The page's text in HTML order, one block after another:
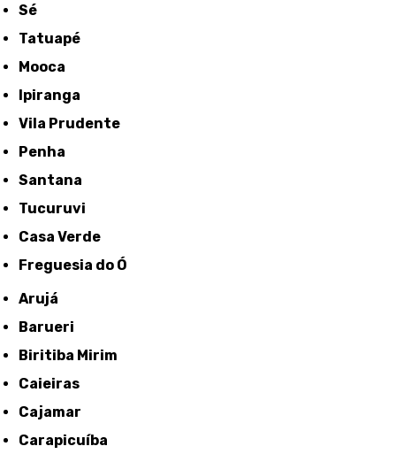
Sé
Tatuapé
Mooca
Ipiranga
Vila Prudente
Penha
Santana
Tucuruvi
Casa Verde
Freguesia do Ó
Arujá
Barueri
Biritiba Mirim
Caieiras
Cajamar
Carapicuíba